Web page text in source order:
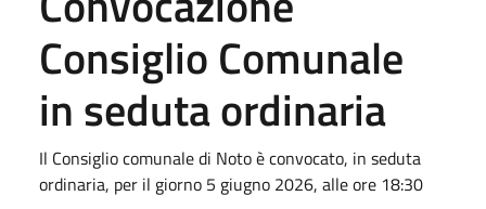
Consiglio Comunale
in seduta ordinaria
Il Consiglio comunale di Noto è convocato, in seduta
ordinaria, per il giorno 5 giugno 2026, alle ore 18:30